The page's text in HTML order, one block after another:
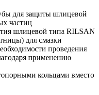
для защиты шлицевой
частиц
шлицевой типа RILSAN
для смазки
проведения
применению
кольцами вместо